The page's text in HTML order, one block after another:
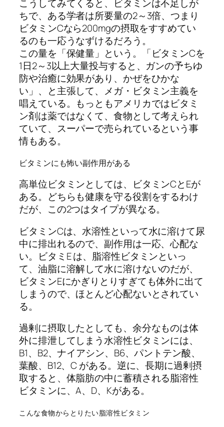
こうしてみてくると、ビタミンは不足しが
ちで、ある学者は所要量の2～3倍、つまり
ビタミンCなら200mgの摂取をすすめてい
るのも一応うなずけるだろう。
この量を「保健量」という。「ビタミンCを
1日2～3以上大量投与すると、ガンの予ちゆ
防や治癒に効果があり、かぜをひかな
い」、と主張して、メガ・ビタミン主義を
唱えている。もっともアメリカではビタミ
ン剤は薬ではなくて、食物として考えられ
ていて、スーパーで売られているという事
情もある。
ビタミンにも怖い副作用がある
高単位ビタミンとしては、ビタミンCとEが
ある。どちらも健康を守る役割をするわけ
だが、この2つはタイプが異なる。
ビタミンCは、水溶性といって水に溶けて尿
中に排出れるので、副作用は一応、心配な
い。ビタミE は、脂溶性ビタミンといっ
て、油脂に溶解して水に溶けないのだが、
ビタミンEにかぎりとりすぎても体外に出て
しまうので、ほとんど心配ないとされてい
る。
過剰に摂取したとしても、余分なものは体
外に排泄してしまう水溶性ビタミンには、
B1、B2、ナイアシン、B6、パントテン酸、
葉酸、B12、C がある。逆に、長期に過剰摂
取すると、体脂肪の中に蓄積される脂溶性
ビタミンに、A、D、Kがある。
こんな食物からとりたい脂溶性ビタミン